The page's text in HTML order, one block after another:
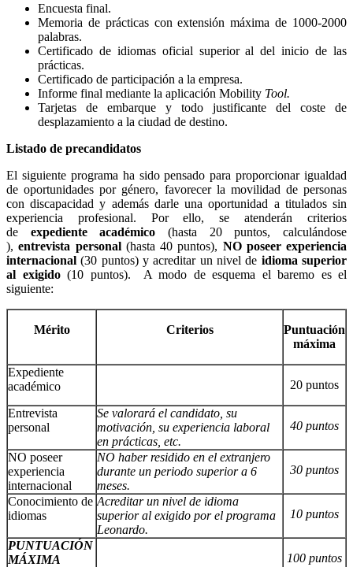
Encuesta final.
Memoria de prácticas con extensión máxima de 1000-2000
palabras.
Certificado de idiomas oficial superior al del inicio de las
prácticas.
Certificado de participación a la empresa.
Informe final mediante la aplicación Mobility Tool.
Tarjetas de embarque y todo justificante del coste de
desplazamiento a la ciudad de destino.
Listado de precandidatos
El siguiente programa ha sido pensado para proporcionar igualdad
de oportunidades por género, favorecer la movilidad de personas
con discapacidad y además darle una oportunidad a titulados sin
experiencia profesional. Por ello, se atenderán criterios
de expediente académico (hasta 20 puntos, calculándose
),entrevista personal(hasta 40 puntos), NO poseer experiencia
internacional (30 puntos) y acreditar un nivel de idioma superior
al exigido(10 puntos). A modo de esquema el baremo es el
siguiente:
Mérito Criterios
Puntuación
máxima
Expediente
académico
20 puntos
Entrevista
personal
Se valorará el candidato, su
motivación, su experiencia laboral
en prácticas, etc.
40 puntos
NO poseer
experiencia
internacional
NO haber residido en el extranjero
durante un periodo superior a 6
meses.
30 puntos
Conocimiento de
idiomas
Acreditar un nivel de idioma
superior al exigido por el programa
Leonardo.
10 puntos
PUNTUACIÓN
MÁXIMA
100 puntos